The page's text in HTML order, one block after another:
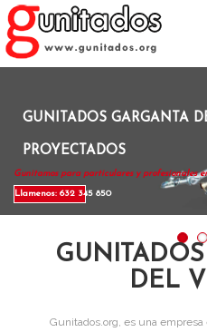
GUNITADOS GARGANTA
PROYECTADOS
Gunitamos para particulares y profesionales
Llamenos: 632 345 850
DEL
Gunitados.org, es una empresa